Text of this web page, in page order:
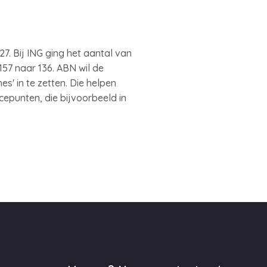
Bij ING ging het aantal van
naar 136. ABN wil de
in te zetten. Die helpen
die bijvoorbeeld in